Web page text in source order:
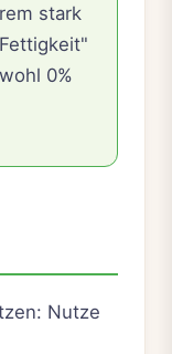
stark
0%
Nutze